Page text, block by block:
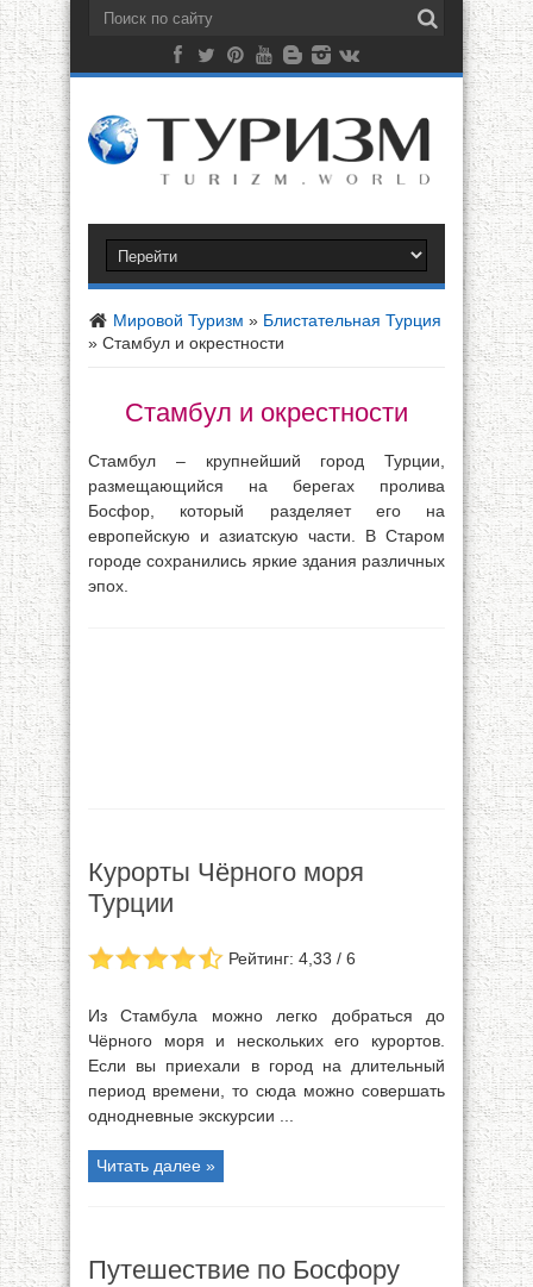
Мировой Туризм » Блистательная Турция
» Стамбул и окрестности
Стамбул и окрестности
Стамбул – крупнейший город Турции,
размещающийся на берегах пролива
Босфор, который разделяет его на
европейскую и азиатскую части. В Старом
городе сохранились яркие здания различных
эпох.
Курорты Чёрного моря
Турции
Рейтинг: 4,33 / 6
Из Стамбула можно легко добраться до
Чёрного моря и нескольких его курортов.
Если вы приехали в город на длительный
период времени, то сюда можно совершать
однодневные экскурсии ...
Читать далее »
Путешествие по Босфору